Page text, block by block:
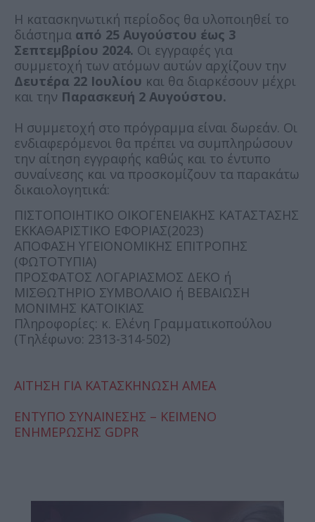
Η κατασκηνωτική περίοδος θα υλοποιηθεί το
διάστημα από 25 Αυγούστου έως 3
Σεπτεμβρίου 2024. Οι εγγραφές για
συμμετοχή των ατόμων αυτών αρχίζουν την
Δευτέρα 22 Ιουλίου και θα διαρκέσουν μέχρι
και την Παρασκευή 2 Αυγούστου.
Η συμμετοχή στο πρόγραμμα είναι δωρεάν. Οι
ενδιαφερόμενοι θα πρέπει να συμπληρώσουν
την αίτηση εγγραφής καθώς και το έντυπο
συναίνεσης και να προσκομίζουν τα παρακάτω
δικαιολογητικά:
ΠΙΣΤΟΠΟΙΗΤΙΚΟ ΟΙΚΟΓΕΝΕΙΑΚΗΣ ΚΑΤΑΣΤΑΣΗΣ
ΕΚΚΑΘΑΡΙΣΤΙΚΟ ΕΦΟΡΙΑΣ(2023)
ΑΠΟΦΑΣΗ ΥΓΕΙΟΝΟΜΙΚΗΣ ΕΠΙΤΡΟΠΗΣ
(ΦΩΤΟΤΥΠΙΑ)
ΠΡΟΣΦΑΤΟΣ ΛΟΓΑΡΙΑΣΜΟΣ ΔΕΚΟ ή
ΜΙΣΘΩΤΗΡΙΟ ΣΥΜΒΟΛΑΙΟ ή ΒΕΒΑΙΩΣΗ
ΜΟΝΙΜΗΣ ΚΑΤΟΙΚΙΑΣ
Πληροφορίες: κ. Ελένη Γραμματικοπούλου
(Τηλέφωνο: 2313-314-502)
ΑΙΤΗΣΗ ΓΙΑ ΚΑΤΑΣΚΗΝΩΣΗ ΑΜΕΑ
ΕΝΤΥΠΟ ΣΥΝΑΙΝΕΣΗΣ – ΚΕΙΜΕΝΟ
ΕΝΗΜΕΡΩΣΗΣ GDPR